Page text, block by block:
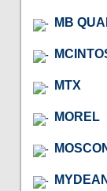
MB
MTX
MOREL
MYDEAN